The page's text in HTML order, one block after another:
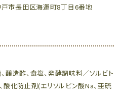
市長田区海運町8丁目6番地
醸造酢、食塩、発酵調味料／ソルビト
酸化防止剤(エリソルビン酸Na、亜硫